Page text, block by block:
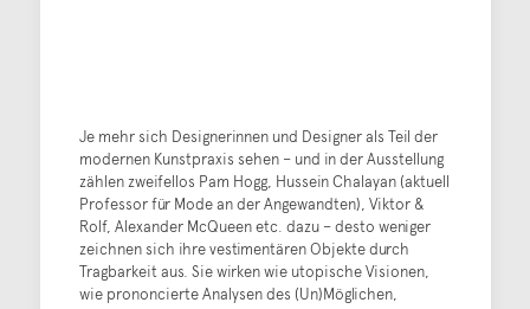
Je mehr sich Designerinnen und Designer als Teil der
modernen Kunstpraxis sehen – und in der Ausstellung
zählen zweifellos Pam Hogg, Hussein Chalayan (aktuell
Professor für Mode an der Angewandten), Viktor &
Rolf, Alexander McQueen etc. dazu – desto weniger
zeichnen sich ihre vestimentären Objekte durch
Tragbarkeit aus. Sie wirken wie utopische Visionen,
wie prononcierte Analysen des (Un)Möglichen,